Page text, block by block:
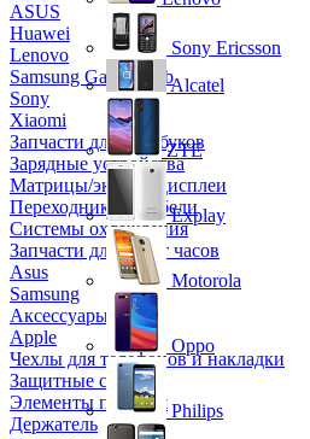
ASUS
Huawei
Lenovo
Samsung Galaxy Tab
Sony
Xiaomi
Запчасти для ноутбуков
Зарядные устройства
Матрицы/экраны/дисплеи
Переходники и кабели
Системы охлаждения
Запчасти для смарт часов
Asus
Samsung
Аксессуары
Apple
Чехлы для телефонов и накладки
Защитные стекла
Элементы питания
Держатель
Sony Ericsson
Alcatel
ZTE
Explay
Motorola
Oppo
Philips